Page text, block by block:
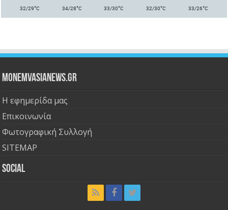
32/29°C 34/28°C 33/30°C 32/30°C 33/26°C
Monemvasianews.gr
Η εφημερίδα μας
Επικοινωνία
Φωτογραφική Συλλογή
SITEMAP
Social